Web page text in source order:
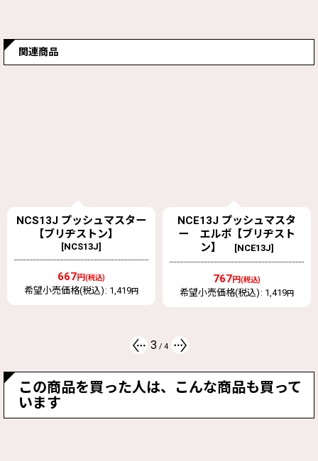
関連商品
NCE13J プッシュマスタ
ー エルボ【ブリヂスト
ン】 [NCE13J
767円(税込)
希望小売価格(税込) : 1,419円
NCT13J プッシュマスタ
ー チーズ【ブリヂスト
ン】
[NCT13J]
1,024円(税込)
希望小売価格(税込) : 1,969円
4 / 4
この商品を買った人は、こんな商品も買って
います